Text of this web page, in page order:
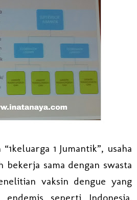
1 Jumantik”, usaha
sama dengan swasta
vaksin dengue yang
seperti Indonesia.